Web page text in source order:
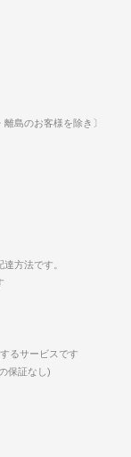
島のお客様を除き〕
方法です。
るサービスです
保証なし)